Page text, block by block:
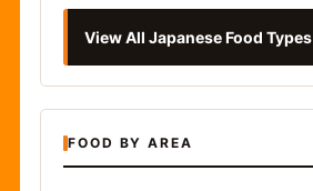
View All Japanese Food Types
FOOD BY AREA